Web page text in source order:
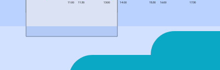
11:00 11:30 13:00 14:00 15:30 16:00 17:30